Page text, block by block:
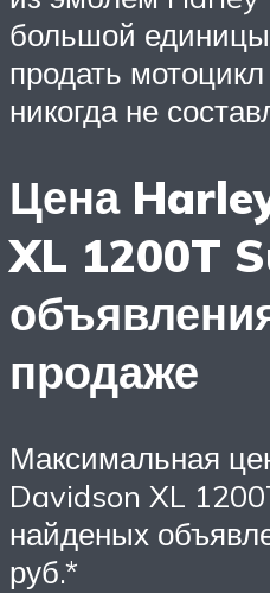
большой
продать
никогда не
Цена
XL 1200T
продаже
Максимальная
Davidson XL
найденых
руб.*